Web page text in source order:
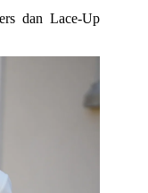
dan Lace-Up